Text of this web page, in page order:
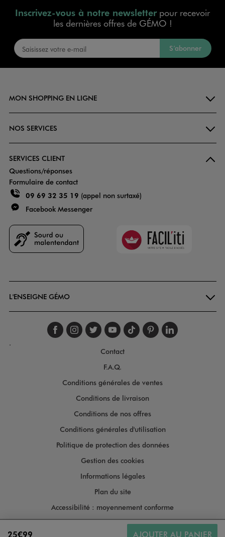
25€99 AJOUTER AU PANIER
Inscrivez-vous à notre newsletterpour recevoir
les dernières offres de GÉMO !
S’abonner
MON SHOPPING EN LIGNE
NOS SERVICES
SERVICES CLIENT
Questions/réponses
Formulaire de contact
09 69 32 35 19 (appel non surtaxé)
Facebook Messenger
Faciliti
L'ENSEIGNE GÉMO
Suivez-nous sur
Suivez-nous sur
Suivez-nous sur
Suivez-nous
Suivez-nous
Suivez-
.
Contact
F.A.Q.
Conditions générales de ventes
Conditions de livraison
Conditions de nos offres
Conditions générales d'utilisation
Politique de protection des données
Gestion des cookies
Informations légales
Plan du site
Accessibilité : moyennement conforme